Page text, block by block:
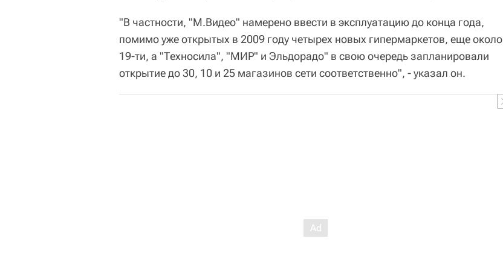
"В частности, "М.Видео" намерено ввести в эксплуатацию до конца года,
помимо уже открытых в 2009 году четырех новых гипермаркетов, еще около
19-ти, а "Техносила", "МИР" и Эльдорадо" в свою очередь запланировали
открытие до 30, 10 и 25 магазинов сети соответственно", - указал он.